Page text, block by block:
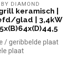
BY DIAMOND
keramisch |
glad | 3,4kW
/ geribbelde plaat
plaat